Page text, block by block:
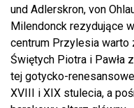
und Adlerskron, von
Milendonck rezydujące
centrum Przylesia warto
Świętych Piotra i Pawła
tej gotycko-
XVIII i XIX stulecia, a